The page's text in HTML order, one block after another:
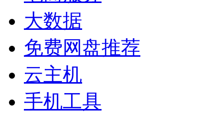
大数据
免费网盘推荐
云主机
手机工具